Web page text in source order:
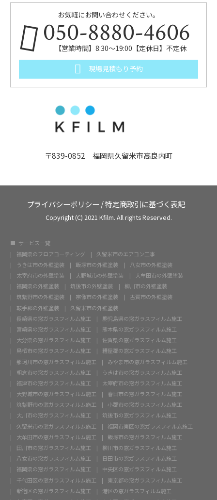
お気軽にお問い合わせください。
050-8880-4606
【営業時間】8:30～19:00【定休日】不定休
現場見積もり予約
〒839-0852 福岡県久留米市高良内町
プライバシーポリシー /特定商取引に基づく表記
Copyright (C) 2021 Kfilm. All rights Reserved.
サービス一覧
福岡県のフロアコーティング
久留米市のエアコン工事
うきは市の外壁塗装
飯塚市の外壁塗装
八女市の外壁塗装
太宰府市の外壁塗装
大野城市の外壁塗装
大牟田市の外壁塗装
福岡県の外壁塗装
筑後市の外壁塗装
柳川市の外壁塗装
筑紫野市の外壁塗装
宗像市の外壁塗装
古賀市の外壁塗装
鞍手郡の外壁塗装
久留米市の外壁塗装
長崎県の窓ガラスフィルム施工
鹿児島県の窓ガラスフィルム施工
宮崎県の窓ガラスフィルム施工
熊本県の窓ガラスフィルム施工
大分県の窓ガラスフィルム施工
佐賀県の窓ガラスフィルム施工
鳥栖市の窓ガラスフィルム施工
糟屋郡の窓ガラスフィルム施工
那珂川市の窓ガラスフィルム施工
みやま市の窓ガラスフィルム施工
朝倉市の窓ガラスフィルム施工
うきは市の窓ガラスフィルム施工
福津市の窓ガラスフィルム施工
太宰府市の窓ガラスフィルム施工
大野城市の窓ガラスフィルム施工
春日市の窓ガラスフィルム施工
筑紫野市の窓ガラスフィルム施工
小郡市の窓ガラスフィルム施工
大川市の窓ガラスフィルム施工
筑後市の窓ガラスフィルム施工
久留米市の窓ガラスフィルム施工
福岡市東区の窓ガラスフィルム施工
大牟田市の窓ガラスフィルム施工
飯塚市の窓ガラスフィルム施工
田川市の窓ガラスフィルム施工
柳川市の窓ガラスフィルム施工
八女市の窓ガラスフィルム施工
日田市の窓ガラスフィルム施工
福岡県の窓ガラスフィルム施工
中央区の窓ガラスフィルム施工
千代田区の窓ガラスフィルム施工
東京都の窓ガラスフィルム施工
新宿区の窓ガラスフィルム施工
港区の窓ガラスフィルム施工